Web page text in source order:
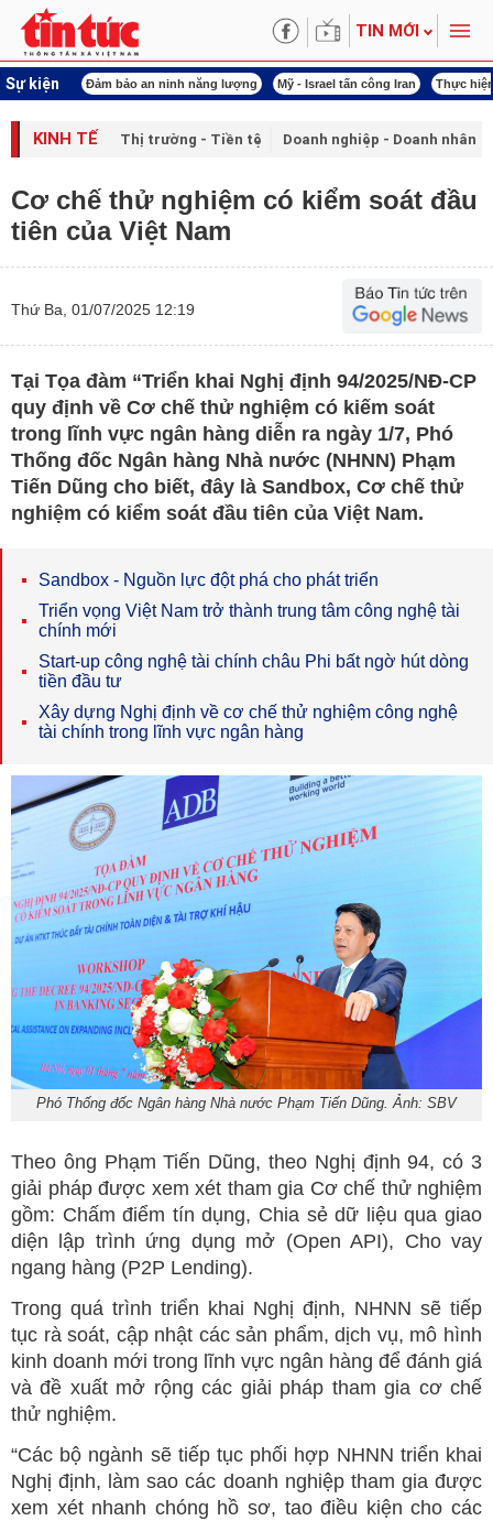
TIN MỚI
Sự kiện
khóa XVI Đảm bảo an ninh năng lượng Mỹ - Israel tấn công Iran Thực
KINH TẾ Thị trường - Tiền tệ Doanh nghiệp - Doanh nhân
Cơ chế thử nghiệm có kiểm soát đầu
tiên của Việt Nam
Thứ Ba, 01/07/2025 12:19
Tại Tọa đàm “Triển khai Nghị định 94/2025/NĐ-CP
quy định về Cơ chế thử nghiệm có kiếm soát
trong lĩnh vực ngân hàng diễn ra ngày 1/7, Phó
Thống đốc Ngân hàng Nhà nước (NHNN) Phạm
Tiến Dũng cho biết, đây là Sandbox, Cơ chế thử
nghiệm có kiểm soát đầu tiên của Việt Nam.
Sandbox - Nguồn lực đột phá cho phát triển
Triển vọng Việt Nam trở thành trung tâm công nghệ tài
chính mới
Start-up công nghệ tài chính châu Phi bất ngờ hút dòng
tiền đầu tư
Xây dựng Nghị định về cơ chế thử nghiệm công nghệ
tài chính trong lĩnh vực ngân hàng
Phó Thống đốc Ngân hàng Nhà nước Phạm Tiến Dũng. Ảnh: SBV
Theo ông Phạm Tiến Dũng, theo Nghị định 94, có 3
giải pháp được xem xét tham gia Cơ chế thử nghiệm
gồm: Chấm điểm tín dụng, Chia sẻ dữ liệu qua giao
diện lập trình ứng dụng mở (Open API), Cho vay
ngang hàng (P2P Lending).
Trong quá trình triển khai Nghị định, NHNN sẽ tiếp
tục rà soát, cập nhật các sản phẩm, dịch vụ, mô hình
kinh doanh mới trong lĩnh vực ngân hàng để đánh giá
và đề xuất mở rộng các giải pháp tham gia cơ chế
thử nghiệm.
“Các bộ ngành sẽ tiếp tục phối hợp NHNN triển khai
Nghị định, làm sao các doanh nghiệp tham gia được
xem xét nhanh chóng hồ sơ, tao điều kiện cho các